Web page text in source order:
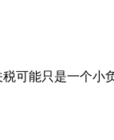
可能只是一个